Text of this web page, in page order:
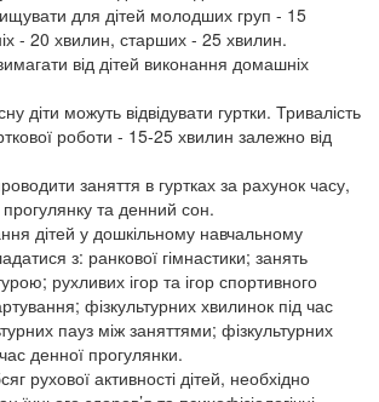
для дітей молодших груп - 15
- 20 хвилин, старших - 25 хвилин.
від дітей виконання домашніх
діти можуть відвідувати гуртки. Тривалість
роботи - 15-25 хвилин залежно від
заняття в гуртках за рахунок часу,
прогулянку та денний сон.
дітей у дошкільному навчальному
з: ранкової гімнастики; занять
рухливих ігор та ігор спортивного
фізкультурних хвилинок під час
пауз між заняттями; фізкультурних
денної прогулянки.
рухової активності дітей, необхідно